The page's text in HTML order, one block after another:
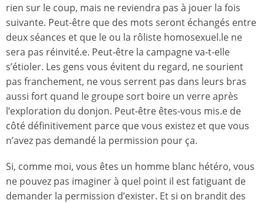
rien sur le coup, mais ne reviendra pas à jouer la fois
suivante. Peut-être que des mots seront échangés entre
deux séances et que le ou la rôliste homosexuel.le ne
sera pas réinvité.e. Peut-être la campagne va-t-elle
s’étioler. Les gens vous évitent du regard, ne sourient
pas franchement, ne vous serrent pas dans leurs bras
aussi fort quand le groupe sort boire un verre après
l’exploration du donjon. Peut-être êtes-vous mis.e de
côté définitivement parce que vous existez et que vous
n’avez pas demandé la permission pour ça.
Si, comme moi, vous êtes un homme blanc hétéro, vous
ne pouvez pas imaginer à quel point il est fatiguant de
demander la permission d’exister. Et si on brandit des